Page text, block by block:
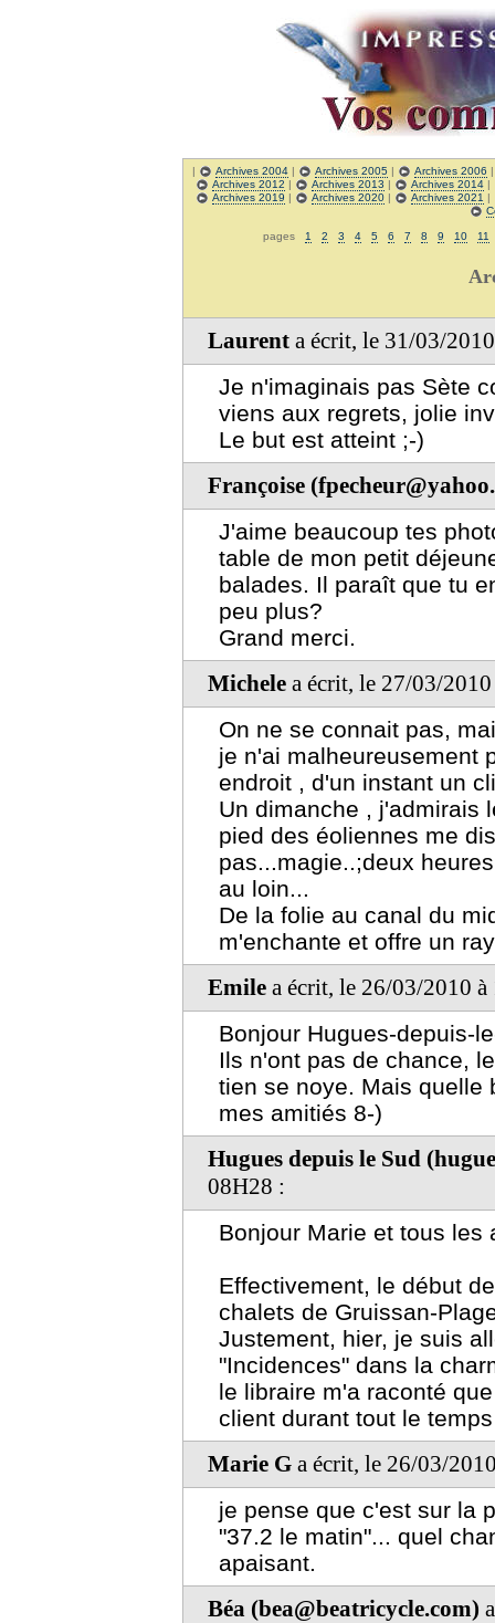
| Archives 2004 | Archives 2005 | Archives 2006
Archives 2012 | Archives 2013 | Archives 2014|
Archives 2019 | Archives 2020| Archives 2021 |
pages 1 2 3 4 5 6 7 8 9 10 11
Laurent a écrit, le 31/03/
Je n'imaginais pas Sète
viens aux regrets, jolie
Le but est atteint ;-)
Françoise
J'aime beaucoup tes
table de mon petit
balades. Il paraît que tu
peu plus?
Grand merci.
Michele a écrit, le 27/03/
On ne se connait pas,
je n'ai malheureusement
endroit , d'un instant un
Un dimanche , j'admirais
pied des éoliennes me
pas...magie..;deux
au loin...
De la folie au canal du
m'enchante et offre un
Emile a écrit, le 26/03/2010
Bonjour Hugues-depuis-
Ils n'ont pas de chance,
tien se noye. Mais quelle
mes amitiés 8-)
Hugues depuis le Sud
08H28 :
Bonjour Marie et tous les
Effectivement, le début
chalets de Gruissan-
Justement, hier, je suis
"Incidences" dans la
le libraire m'a raconté
client durant tout le
Marie G a écrit, le 26/03/
je pense que c'est sur la
"37.2 le matin"... quel
apaisant.
Béa (bea@beatricycle.com)